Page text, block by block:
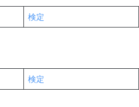
検定
検定